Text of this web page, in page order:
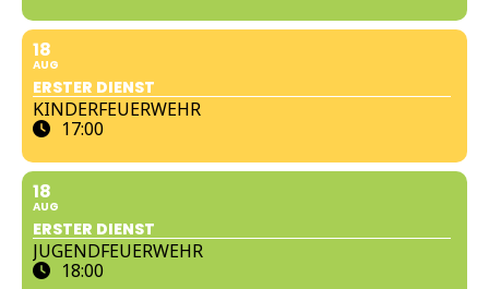
18
AUG
ERSTER DIENST
KINDERFEUERWEHR
17:00
18
AUG
ERSTER DIENST
JUGENDFEUERWEHR
18:00